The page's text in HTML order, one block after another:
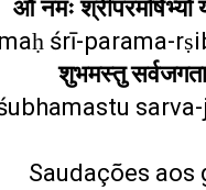
औं नमः श्रीपरमर्षिभ्यो
śrī-parama-
शुभमस्तु
Saudações aos